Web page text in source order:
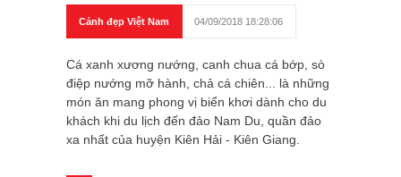
Cảnh đẹp Việt Nam 04/09/2018 18:28:06
Cá xanh xương nướng, canh chua cá bớp, sò
điệp nướng mỡ hành, chả cá chiên... là những
món ăn mang phong vị biển khơi dành cho du
khách khi du lịch đến đảo Nam Du, quần đảo
xa nhất của huyện Kiên Hải - Kiên Giang.